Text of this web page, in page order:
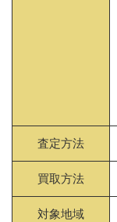
査定方法
買取方法
対象地域